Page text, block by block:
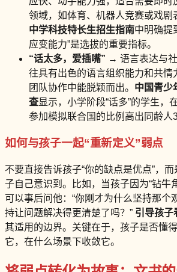
领域，如体育、机器人竞赛或戏剧
中学科技特长生招生指南中明确提
应变能力”是选拔的重要指标。
“话太多，爱插嘴” → 语言表达与
往具有出色的语言组织能力和共情
团队协作中能脱颖而出。 中国青少
查显示，小学阶段“话多”的学生，
参加模拟联合国的比例高出同龄人
如何与孩子一起“重新定义”弱点
不要直接告诉孩子“你的缺点是优点”，
子自己意识到。比如，当孩子因为“钻牛
可以事后问他：“你刚才为什么坚持那个
持让问题解决得更清楚了吗？” 引导孩子
其适用的边界。关键在于，孩子是否懂
它，在什么场景下收敛它。